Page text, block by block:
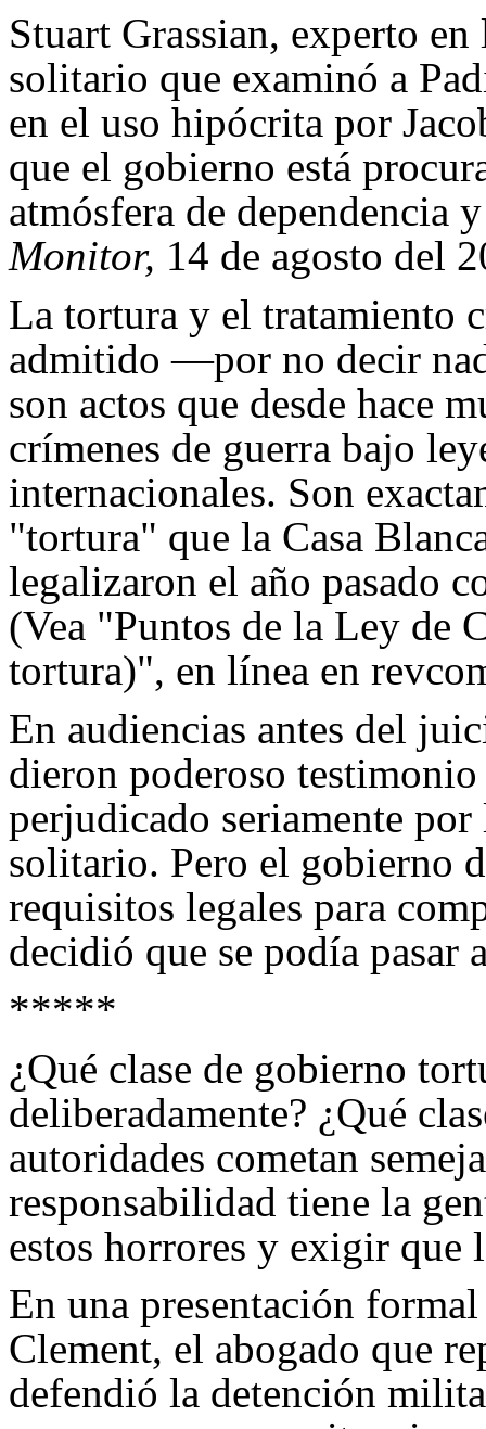
Stuart Grassian, experto
solitario que examinó a
en el uso hipócrita por
que el gobierno está
atmósfera de dependencia
Monitor, 14 de agosto del
La tortura y el tratamiento
admitido —por no decir
son actos que desde hace
crímenes de guerra bajo
internacionales. Son
"tortura" que la Casa
legalizaron el año pasado
(Vea "Puntos de la Ley de
tortura)", en línea en
En audiencias antes del
dieron poderoso
perjudicado seriamente
solitario. Pero el gobierno
requisitos legales para
decidió que se podía pasar
*****
¿Qué clase de gobierno
deliberadamente? ¿Qué
autoridades cometan
responsabilidad tiene la
estos horrores y exigir que
En una presentación
Clement, el abogado que
defendió la detención